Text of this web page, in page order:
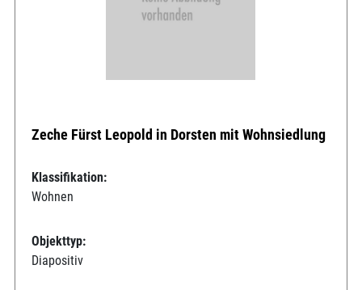
Zeche Fürst Leopold in Dorsten mit Wohnsiedlung
Klassifikation:
Wohnen
Objekttyp:
Diapositiv